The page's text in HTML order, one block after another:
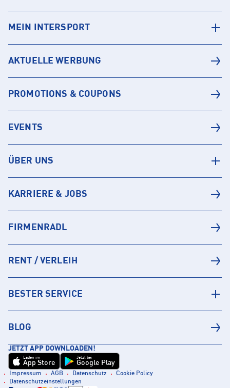
MEIN INTERSPORT
AKTUELLE WERBUNG
PROMOTIONS & COUPONS
EVENTS
ÜBER UNS
KARRIERE & JOBS
FIRMENRADL
RENT / VERLEIH
BESTER SERVICE
BLOG
JETZT APP DOWNLOADEN!
Laden im
App Store
Jetzt bei
Google Play
Impressum AGB Datenschutz
Cookie Policy
Datenschutzeinstellungen